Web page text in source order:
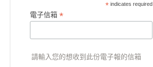
*indicates required
電子信箱 *
請輸入您的想收到此份電子報的信箱